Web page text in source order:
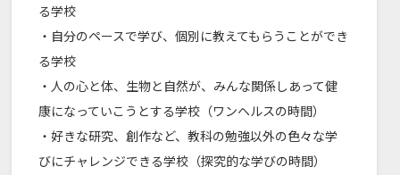
る学校
・自分のペースで学び、個別に教えてもらうことができ
る学校
・人の心と体、生物と自然が、みんな関係しあって健
康になっていこうとする学校（ワンヘルスの時間）
・好きな研究、創作など、教科の勉強以外の色々な学
びにチャレンジできる学校（探究的な学びの時間）